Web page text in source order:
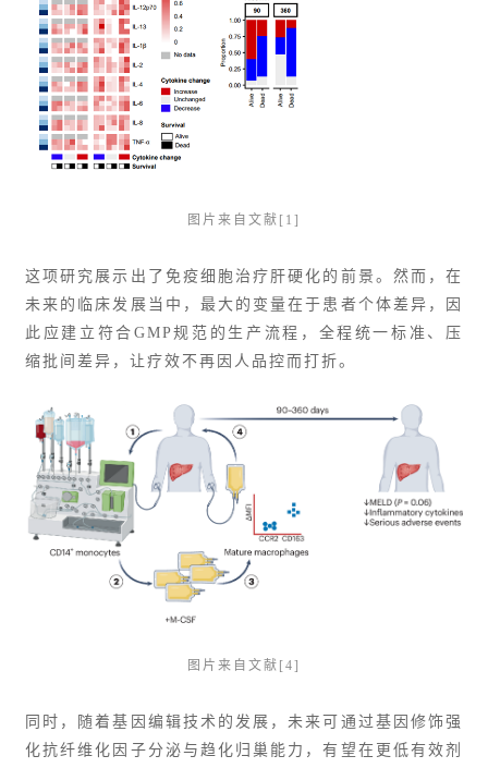
图片来自文献[1]
这项研究展示出了免疫细胞治疗肝硬化的前景。然而，在
未来的临床发展当中，最大的变量在于患者个体差异，因
此应建立符合GMP规范的生产流程，全程统一标准、压
缩批间差异，让疗效不再因人品控而打折。
图片来自文献 [4]
同时，随着基因编辑技术的发展，未来可通过基因修饰强
化抗纤维化因子分泌与趋化归巢能力，有望在更低有效剂